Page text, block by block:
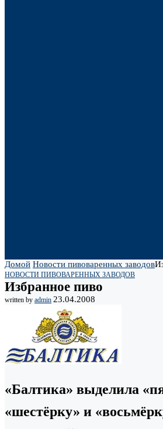
Домой Новости пивоваренных заводов
НОВОСТИ ПИВОВАРЕННЫХ ЗАВОДОВ
Избранное пиво
written by admin 23.04.2008
«Балтика» выделила
«шестёрку» и